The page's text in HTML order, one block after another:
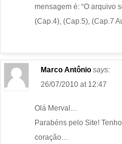
mensagem é: “O arquivo
(Cap.4), (Cap.5), (Cap.7
Marco Antônio says:
26/07/2010 at 12:47
Olá Merval…
Parabéns pelo Site!
coração…